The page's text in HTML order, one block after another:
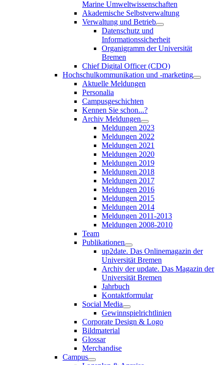
Marine Umweltwissenschaften
Akademische Selbstverwaltung
Verwaltung und Betrieb
Datenschutz und
Informationssicherheit
Organigramm der Universität
Bremen
Chief Digital Officer (CDO)
Hochschulkommunikation und -marketing
Aktuelle Meldungen
Personalia
Campusgeschichten
Kennen Sie schon...?
Archiv Meldungen
Meldungen 2023
Meldungen 2022
Meldungen 2021
Meldungen 2020
Meldungen 2019
Meldungen 2018
Meldungen 2017
Meldungen 2016
Meldungen 2015
Meldungen 2014
Meldungen 2011-2013
Meldungen 2008-2010
Team
Publikationen
up2date. Das Onlinemagazin der
Universität Bremen
Archiv der update. Das Magazin der
Universität Bremen
Jahrbuch
Kontaktformular
Social Media
Gewinnspielrichtlinien
Corporate Design & Logo
Bildmaterial
Glossar
Merchandise
Campus